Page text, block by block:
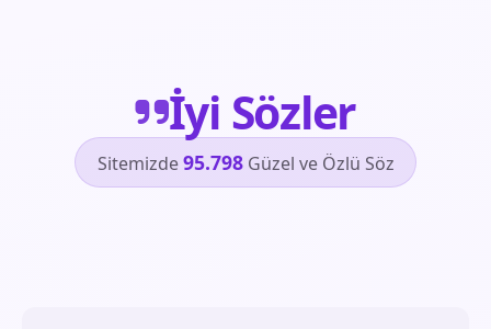
İyi Sözler
Sitemizde95.798Güzel ve Özlü Söz